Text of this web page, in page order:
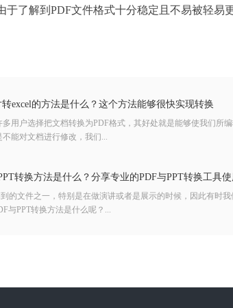
于了解到PDF文件格式十分稳定且不易被轻易
excel的方法是什么？这个方法能够很快实现转换
用户选择把文档转换为PDF格式，其好处就是能够使我们所
能对文档进行修改，我们...
转换方法是什么？分享专业的PDF与PPT转换工具
的文件之一，特别是在做演讲或者是展示的时候，因此有时
与PPT转换方法是什么呢？...